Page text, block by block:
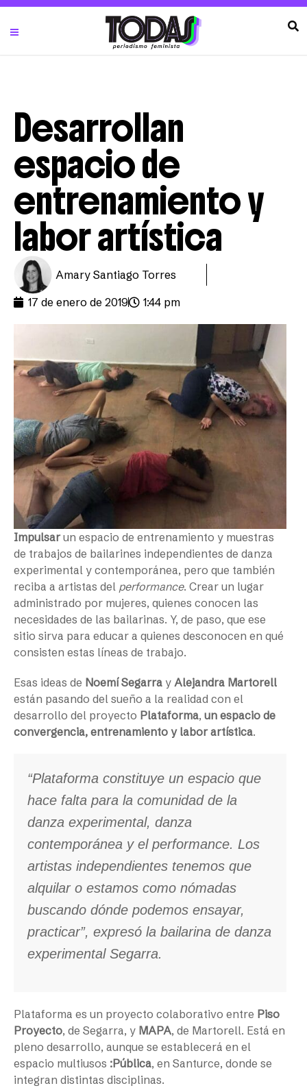
Desarrollan
espacio de
entrenamiento y
labor artística
Amary Santiago Torres
17 de enero de 2019 1:44 pm
Impulsarun espacio de entrenamiento y muestras
de trabajos de bailarines independientes de danza
experimental y contemporánea, pero que también
reciba a artistas del performance. Crear un lugar
administrado por mujeres, quienes conocen las
necesidades de las bailarinas. Y, de paso, que ese
sitio sirva para educar a quienes desconocen en qué
consisten estas líneas de trabajo.
Esas ideas de Noemí Segarra y Alejandra Martorell
están pasando del sueño a la realidad con el
desarrollo del proyecto Plataforma, un espacio de
convergencia, entrenamiento y labor artística.
“Plataforma constituye un espacio que
hace falta para la comunidad de la
danza experimental, danza
contemporánea y el performance. Los
artistas independientes tenemos que
alquilar o estamos como nómadas
buscando dónde podemos ensayar,
practicar”, expresó la bailarina de danza
experimental Segarra.
Plataforma es un proyecto colaborativo entre Piso
Proyecto, de Segarra, y MAPA, de Martorell. Está en
pleno desarrollo, aunque se establecerá en el
espacio multiusos :Pública, en Santurce, donde se
integran distintas disciplinas.